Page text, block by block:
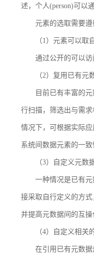
述，个人(person)可以
元素的选取需要
（1）元素可以取
通过公开的可以
（2）复用已有元
目前已有丰富的
行扫描，筛选出与需
情况下，可根据实际
系统间数据元素的一致
（3）自定义元数
一种情况是已有
接采取自行定义的方
并提高元数据间的互
（4）自定义相关
在引用已有元数